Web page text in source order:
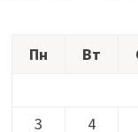
Пн
Вт
3
4